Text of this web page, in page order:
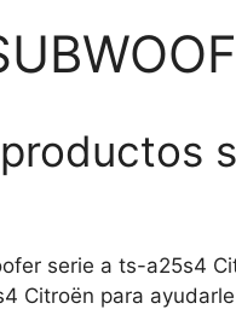
serie a ts-a25s4
Citroën para